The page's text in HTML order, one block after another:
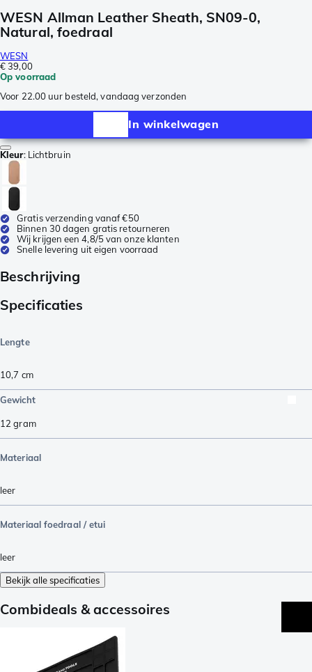
WESN Allman Leather Sheath, SN09-0,
Natural, foedraal
WESN
€ 39,00
Op voorraad
Voor 22.00 uur besteld, vandaag verzonden
In winkelwagen
Kleur: Lichtbruin
Gratis verzending vanaf €50
Binnen 30 dagen gratis retourneren
Wij krijgen een 4,8/5 van onze klanten
Snelle levering uit eigen voorraad
Beschrijving
Specificaties
Lengte
10,7 cm
Gewicht
12 gram
Materiaal
leer
Materiaal foedraal / etui
leer
Bekijk alle specificaties
Combideals & accessoires